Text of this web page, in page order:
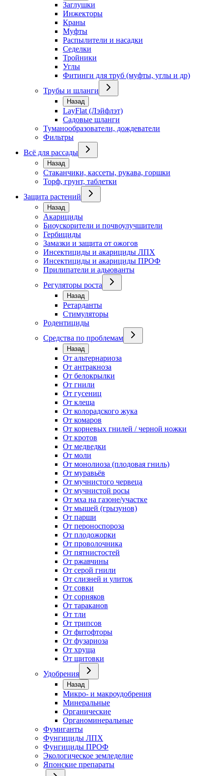
Заглушки
Инжекторы
Краны
Муфты
Распылители и насадки
Седелки
Тройники
Углы
Фитинги для труб (муфты, углы и др)
Трубы и шланги
Назад
LayFlat (Лэйфлэт)
Садовые шланги
Туманообразователи, дождеватели
Фильтры
Всё для рассады
Назад
Стаканчики, кассеты, рукава, горшки
Торф, грунт, таблетки
Защита растений
Назад
Акарициды
Биоускорители и почвоулучшители
Гербициды
Замазки и защита от ожогов
Инсектициды и акарициды ЛПХ
Инсектициды и акарициды ПРОФ
Прилипатели и адьюванты
Регуляторы роста
Назад
Ретарданты
Стимуляторы
Родентициды
Средства по проблемам
Назад
От альтернариоза
От антракноза
От белокрылки
От гнили
От гусениц
От клеща
От колорадского жука
От комаров
От корневых гнилей / черной ножки
От кротов
От медведки
От моли
От монолиоза (плодовая гниль)
От муравьёв
От мучнистого червеца
От мучнистой росы
От мха на газоне/участке
От мышей (грызунов)
От парши
От пероноспороза
От плодожорки
От проволочника
От пятнистостей
От ржавчины
От серой гнили
От слизней и улиток
От совки
От сорняков
От тараканов
От тли
От трипсов
От фитофторы
От фузариоза
От хруща
От щитовки
Удобрения
Назад
Микро- и макроудобрения
Минеральные
Органические
Органоминеральные
Фумиганты
Фунгициды ЛПХ
Фунгициды ПРОФ
Экологическое земледелие
Японские препараты